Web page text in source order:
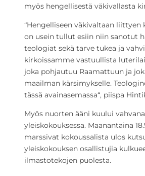
myös hengellisestä väkivallasta
“Hengelliseen väkivaltaan liittyen
on usein tullut esiin niin sanotut
teologiat sekä tarve tukea ja
kirkoissamme vastuullista
joka pohjautuu Raamattuun ja
maailman kärsimykselle.
tässä avainasemassa“, piispa
Myös nuorten ääni kuului vahvana
yleiskokouksessa. Maanantaina
marssivat kokoussalista ulos
yleiskokouksen osallistujia
ilmastotekojen puolesta.